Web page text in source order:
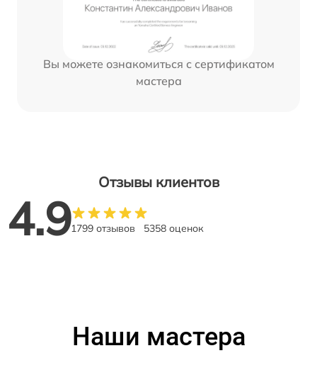
Вы можете ознакомиться с сертификатом
мастера
Отзывы клиентов
4.91799 отзывов 5358 оценок
Наши мастера